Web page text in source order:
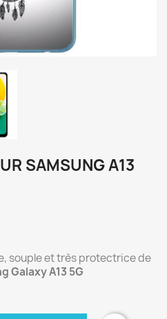
SAMSUNG A13
souple et très protectrice de
Galaxy A13 5G